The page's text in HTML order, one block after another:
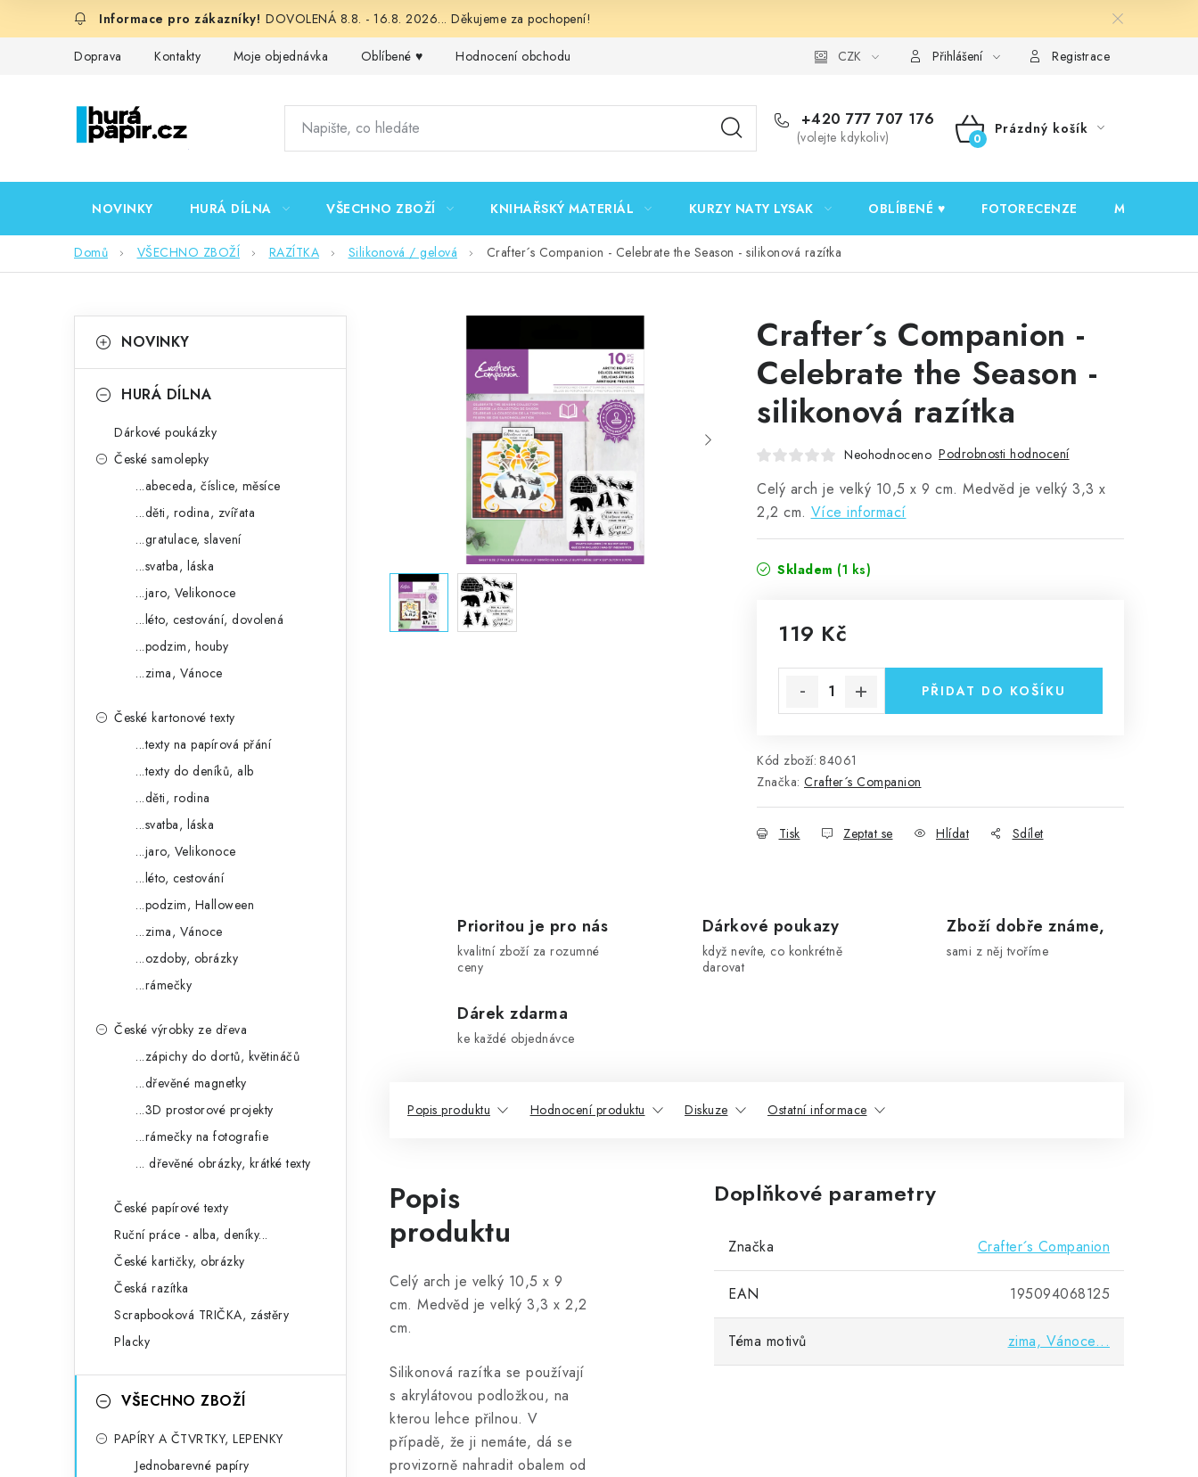
DOVOLENÁ 8.8. - 16.8. 2026... Děkujeme za pochopení!
Doprava Kontakty Moje objednávka Oblíbené ♥️ Hodnocení obchodu Podmínky ochrany osobních údajů Ověřování recenzí
CZK Přihlášení Registrace
+420 777 707 176
(volejte kdykoliv)
NÁKUPNÍ
Prázdný košík
NOVINKY HURÁ DÍLNA VŠECHNO ZBOŽÍ KNIHAŘSKÝ MATERIÁL KURZY NATY LYSAK OBLÍBENÉ ♥️ FOTORECENZE MOJE
Domů VŠECHNO ZBOŽÍ RAZÍTKA Silikonová / gelová Crafter´s Companion - Celebrate the Season - silikonová razítka
okategorie
a
NOVINKY
HURÁ DÍLNA
Dárkové poukázky
České samolepky
...abeceda, číslice, měsíce
...děti, rodina, zvířata
...gratulace, slavení
...svatba, láska
...jaro, Velikonoce
...léto, cestování, dovolená
...podzim, houby
...zima, Vánoce
České kartonové texty
...texty na papírová přání
...texty do deníků, alb
...děti, rodina
...svatba, láska
...jaro, Velikonoce
...léto, cestování
...podzim, Halloween
...zima, Vánoce
...ozdoby, obrázky
...rámečky
České výrobky ze dřeva
...zápichy do dortů, květináčů
...dřevěné magnetky
...3D prostorové projekty
...rámečky na fotografie
... dřevěné obrázky, krátké texty
České papírové texty
Ruční práce - alba, deníky...
České kartičky, obrázky
Česká razítka
Scrapbooková TRIČKA, zástěry
Placky
VŠECHNO ZBOŽÍ
PAPÍRY A ČTVRTKY, LEPENKY
Jednobarevné papíry
Crafter´s Companion -
Celebrate the Season -
silikonová razítka
Neohodnoceno Podrobnosti hodnocení
Celý arch je velký 10,5 x 9 cm. Medvěd je velký 3,3 x
2,2 cm. Více informací
Skladem (1 ks)
119 Kč
PŘIDAT DO KOŠÍKU
Kód zboží: 84061
Značka: Crafter´s Companion
Tisk Zeptat se Hlídat Sdílet
Prioritou je pro nás
kvalitní zboží za rozumné
ceny
Dárkové poukazy
když nevíte, co konkrétně
darovat
Zboží dobře známe,
sami z něj tvoříme
Dárek zdarma
ke každé objednávce
Popis produktu Hodnocení produktu Diskuze Ostatní informace
Popis
produktu
Celý arch je velký 10,5 x 9
cm. Medvěd je velký 3,3 x 2,2
cm.
Silikonová razítka se používají
s akrylátovou podložkou, na
kterou lehce přilnou. V
případě, že ji nemáte, dá se
provizorně nahradit obalem od
Doplňkové parametry
Značka Crafter´s Companion
EAN 195094068125
Téma motivů zima, Vánoce...